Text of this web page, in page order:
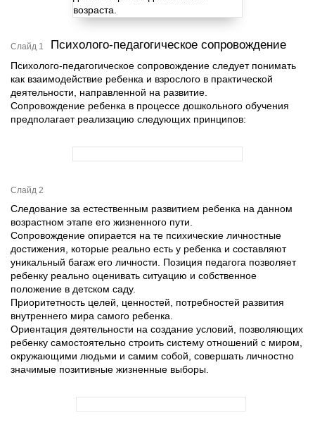
Слайд 1 Психолого-педагогическое сопровождение
Психолого-педагогическое сопровождение следует понимать
как взаимодействие ребенка и взрослого в практической
деятельности, направленной на развитие.
Сопровождение ребенка в процессе дошкольного обучения
предполагает реализацию следующих принципов:
Слайд 2
Следование за естественным развитием ребенка на данном
возрастном этапе его жизненного пути.
Сопровождение опирается на те психические личностные
достижения, которые реально есть у ребенка и составляют
уникальный багаж его личности. Позиция педагога позволяет
ребенку реально оценивать ситуацию и собственное
положение в детском саду.
Приоритетность целей, ценностей, потребностей развития
внутреннего мира самого ребенка.
Ориентация деятельности на создание условий, позволяющих
ребенку самостоятельно строить систему отношений с миром,
окружающими людьми и самим собой, совершать личностно
значимые позитивные жизненные выборы.